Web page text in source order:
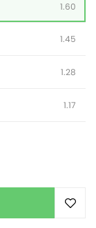
1.60
1.45
1.28
1.17